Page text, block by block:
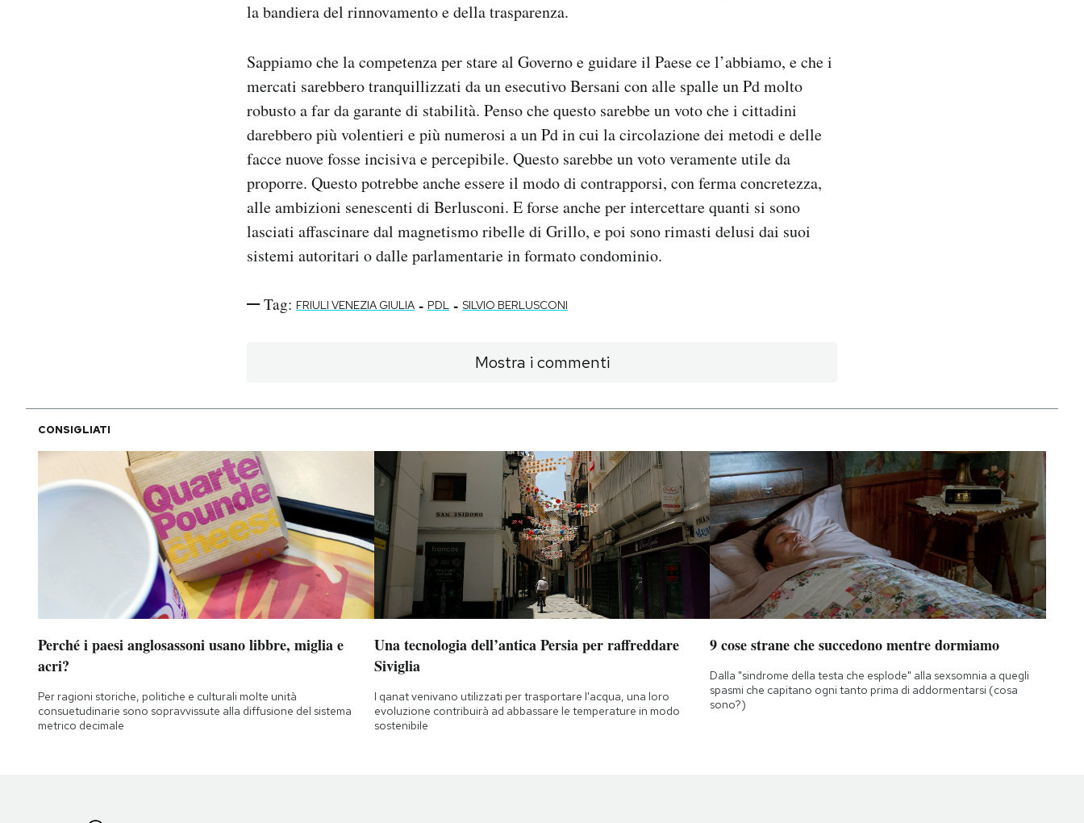
la bandiera del rinnovamento e della trasparenza.
Sappiamo che la competenza per stare al Governo e guidare il Paese ce l’abbiamo, e che i
mercati sarebbero tranquillizzati da un esecutivo Bersani con alle spalle un Pd molto
robusto a far da garante di stabilità. Penso che questo sarebbe un voto che i cittadini
darebbero più volentieri e più numerosi a un Pd in cui la circolazione dei metodi e delle
facce nuove fosse incisiva e percepibile. Questo sarebbe un voto veramente utile da
proporre. Questo potrebbe anche essere il modo di contrapporsi, con ferma concretezza,
alle ambizioni senescenti di Berlusconi. E forse anche per intercettare quanti si sono
lasciati affascinare dal magnetismo ribelle di Grillo, e poi sono rimasti delusi dai suoi
sistemi autoritari o dalle parlamentarie in formato condominio.
Tag: FRIULI VENEZIA GIULIA - PDL - SILVIO BERLUSCONI
Mostra i commenti
CONSIGLIATI
Perché i paesi anglosassoni usano libbre, miglia e
acri?
Per ragioni storiche, politiche e culturali molte unità
consuetudinarie sono sopravvissute alla diffusione del sistema
metrico decimale
Una tecnologia dell’antica Persia per raffreddare
Siviglia
I qanat venivano utilizzati per trasportare l'acqua, una loro
evoluzione contribuirà ad abbassare le temperature in modo
sostenibile
9 cose strane che succedono mentre dormiamo
Dalla "sindrome della testa che esplode" alla sexsomnia a quegli
spasmi che capitano ogni tanto prima di addormentarsi (cosa
sono?)